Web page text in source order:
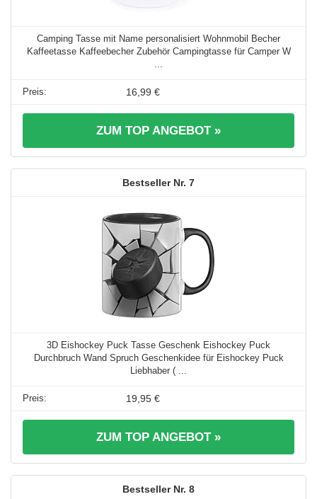
Camping Tasse mit Name personalisiert Wohnmobil Becher
Kaffeetasse Kaffeebecher Zubehör Campingtasse für Camper W
...
16,99 €
ZUM TOP ANGEBOT »
7
3D Eishockey Puck Tasse Geschenk Eishockey Puck
Durchbruch Wand Spruch Geschenkidee für Eishockey Puck
Liebhaber ( ...
19,95 €
ZUM TOP ANGEBOT »
8